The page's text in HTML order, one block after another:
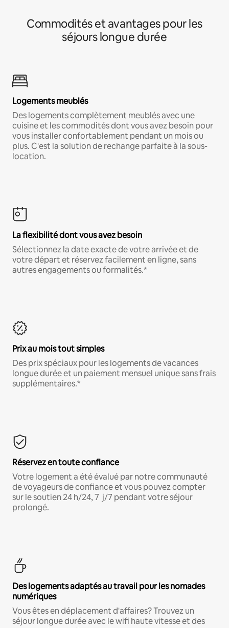
Commodités et avantages pour les
séjours longue durée
Logements meublés
Des logements complètement meublés avec une
cuisine et les commodités dont vous avez besoin pour
vous installer confortablement pendant un mois ou
plus. C'est la solution de rechange parfaite à la sous-
location.
La flexibilité dont vous avez besoin
Sélectionnez la date exacte de votre arrivée et de
votre départ et réservez facilement en ligne, sans
autres engagements ou formalités.*
Prix au mois tout simples
Des prix spéciaux pour les logements de vacances
longue durée et un paiement mensuel unique sans frais
supplémentaires.*
Réservez en toute confiance
Votre logement a été évalué par notre communauté
de voyageurs de confiance et vous pouvez compter
sur le soutien 24 h/24, 7 j/7 pendant votre séjour
prolongé.
Des logements adaptés au travail pour les nomades
numériques
Vous êtes en déplacement d'affaires? Trouvez un
séjour longue durée avec le wifi haute vitesse et des